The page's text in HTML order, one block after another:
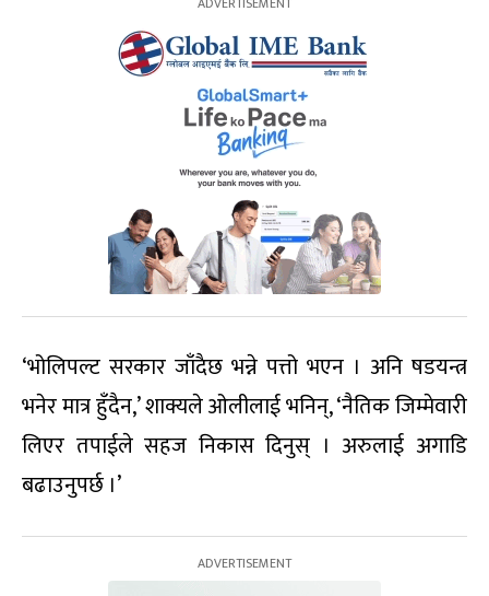
‘भोलिपल्ट सरकार जाँदैछ भन्ने पत्तो भएन । अनि षडयन्त्र
भनेर मात्र हुँदैन,’ शाक्यले ओलीलाई भनिन्, ‘नैतिक जिम्मेवारी
लिएर तपाईले सहज निकास दिनुस् । अरुलाई अगाडि
बढाउनुपर्छ ।’